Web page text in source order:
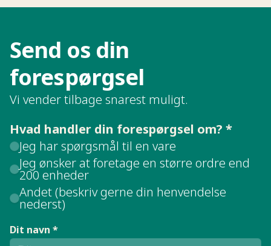
Send os din
forespørgsel​​​​‌ ‍ ​‍​‍‌‍ ‌ ​‍‌‍‍‌‌‍‌ ‌‍‍‌‌‍ ‍​‍​‍​ ‍‍​‍​‍‌ ​ ‌‍​‌‌‍ ‍‌‍‍‌‌ ‌​‌ ‍‌​‍ ‍‌‍‍‌‌‍ ​‍​‍​‍ ​​‍​‍‌‍‍​‌ ​‍‌‍‌‌‌‍‌‍​‍​‍​ ‍‍​‍​‍‌ ​ ‌ ‌‌‌ ​​‌‍‌‌‌ ​‍​‍ ‌‌‍ ​‌‍ ‌‍‌ ‌‍‍‌‌‍ ‍​‍ ‌‍‍‌‌‍ ‍‌ ‌​‌‍‌‌‌‍ ‍‌ ‌​​‍ ‌‍‌‌‌‍‌​‌‍‍‌‌ ‌​​‍ ‌‍ ‌‌‍ ‌‍‌​‌‍‌‌​ ‌‌ ​​‌ ​‍‌‍‌‌‌ ​ ‌‍‌‌‌‍ ‍‌ ‌​‌‍​‌‌ ‌​‌‍‍‌‌‍ ‌‍ ‍​ ‍ ‌‍‍‌‌‍‌​​ ‌‌ ​ ‌‍‍​‌‍ ‌ ​​‌‍‍‌‌‍‌‍‌ ‍‌‌​​ ‌‍ ‌‍ ​‌‍ ​‌‍‌‌‌‍​ ‌ ‌​‌‍‍‌‌‍ ‌‍ ‍​‍ ‌​ ​‍​ ‍​​ ‌ ​ ‌ ​ ‌ ​ ​‌​ ​ ​ ‌‍​ ​‌​ ‌​​ ‍​​ ‌ ​ ‍ ‌ ‌​‌ ‍‌‌ ​​‌‍‌‌​ ‌‌‍​ ‌‍ ‌‍ ​‌‍ ​‌‍‌‌‌‍​ ‌ ‌​‌‍‍‌‌‍ ‌‍ ‍​ ‍ ‌ ​​‌‍​‌‌ ‌​‌‍‍​​ ‌‌ ​​‌‍​‌‌‍‌ ‌‍‌‌‌​​‍‌ ‌‌‌‍‍‌‌‍ ​‌‍‌​‌‍‌‌‌ ​‍​‍‌‌​ ‌‌‌​​‍‌‌ ‌‍‍ ‌‍‌‌‌ ‍‌​‍‌‌​ ​ ‌​‌​​‍‌‌​ ​ ‌​‌​​‍‌‌​ ​‍​ ​‍​ ‌‌‌‍‌‍​ ​‌‌‍‌‌‌‍​ ​ ‌ ‌‍‌‌‌‍​‌​ ‌ ​ ‍​‌‍​‌‌‍​‍​‍‌‌​ ​‍​ ​‍​‍‌‌​ ‌‌‌​‌​​‍ ‍‌ ‌​‌‍‍‌‌ ‌​‌‍ ​‌‍‌‌​ ‌‍​‍‌‍​‌‌ ​ ‌‍‌‌‌‌‌‌‌ ​‍‌‍ ​​ ‌‌ ​ ‌ ‌‌‌ ​​‌‍‌‌‌ ​‍​‍ ‌‌‍ ​‌‍ ‌‍‌ ‌‍‍‌‌‍ ‍​‍‌‍‌‍‍‌‌‍‌​​ ‌‌ ​ ‌‍‍​‌‍ ‌ ​​‌‍‍‌‌‍‌‍‌ ‍‌‌​​ ‌‍ ‌‍ ​‌‍ ​‌‍‌‌‌‍​ ‌ ‌​‌‍‍‌‌‍ ‌‍ ‍​‍ ‌​ ​‍​ ‍​​ ‌ ​ ‌ ​ ‌ ​ ​‌​ ​ ​ ‌‍​ ​‌​ ‌​​ ‍​​ ‌ ​‍‌‍‌ ‌​‌ ‍‌‌ ​​‌‍‌‌​ ‌‌‍​ ‌‍ ‌‍ ​‌‍ ​‌‍‌‌‌‍​ ‌ ‌​‌‍‍‌‌‍ ‌‍ ‍​‍‌‍‌ ​​‌‍​‌‌ ‌​‌‍‍​​ ‌‌ ​​‌‍​‌‌‍‌ ‌‍‌‌‌​​‍‌ ‌‌‌‍‍‌‌‍ ​‌‍‌​‌‍‌‌‌ ​‍​‍‌‌​ ‌‌‌​​‍‌‌ ‌‍‍ ‌‍‌‌‌ ‍‌​‍‌‌​ ​ ‌​‌​​‍‌‌​ ​ ‌​‌​​‍‌‌​ ​‍​ ​‍​ ‌‌‌‍‌‍​ ​‌‌‍‌‌‌‍​ ​ ‌ ‌‍‌‌‌‍​‌​ ‌ ​ ‍​‌‍​‌‌‍​‍​‍‌‌​ ​‍​ ​‍​‍‌‌​ ‌‌‌​‌​​‍ ‍‌ ‌​‌‍‍‌‌ ‌​‌‍ ​‌‍‌‌​‍‌‍‌ ​​‌‍‌‌‌ ​‍‌ ​ ‌ ​​‌‍‌‌‌‍​ ‌ ‌​‌‍‍‌‌ ‌‍‌‍‌‌​ ‌‌ ​​‌ ‌‌‌‍​‍‌‍ ​‌‍‍‌‌ ​ ‌‍‍​‌‍‌‌‌‍‌​​‍​‍‌ ‌
Vi vender tilbage snarest muligt.
Hvad handler din forespørgsel om? *
Jeg har spørgsmål til en vare
Jeg ønsker at foretage en større ordre end
200 enheder
Andet (beskriv gerne din henvendelse
nederst)
Dit navn *